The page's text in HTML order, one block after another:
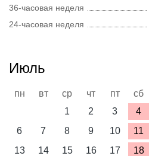
36-часовая неделя
24-часовая неделя
Июль
пн вт ср чт пт сб
1
2 3 4
6
7 8 9 10 11
13
14 15 16 17 18